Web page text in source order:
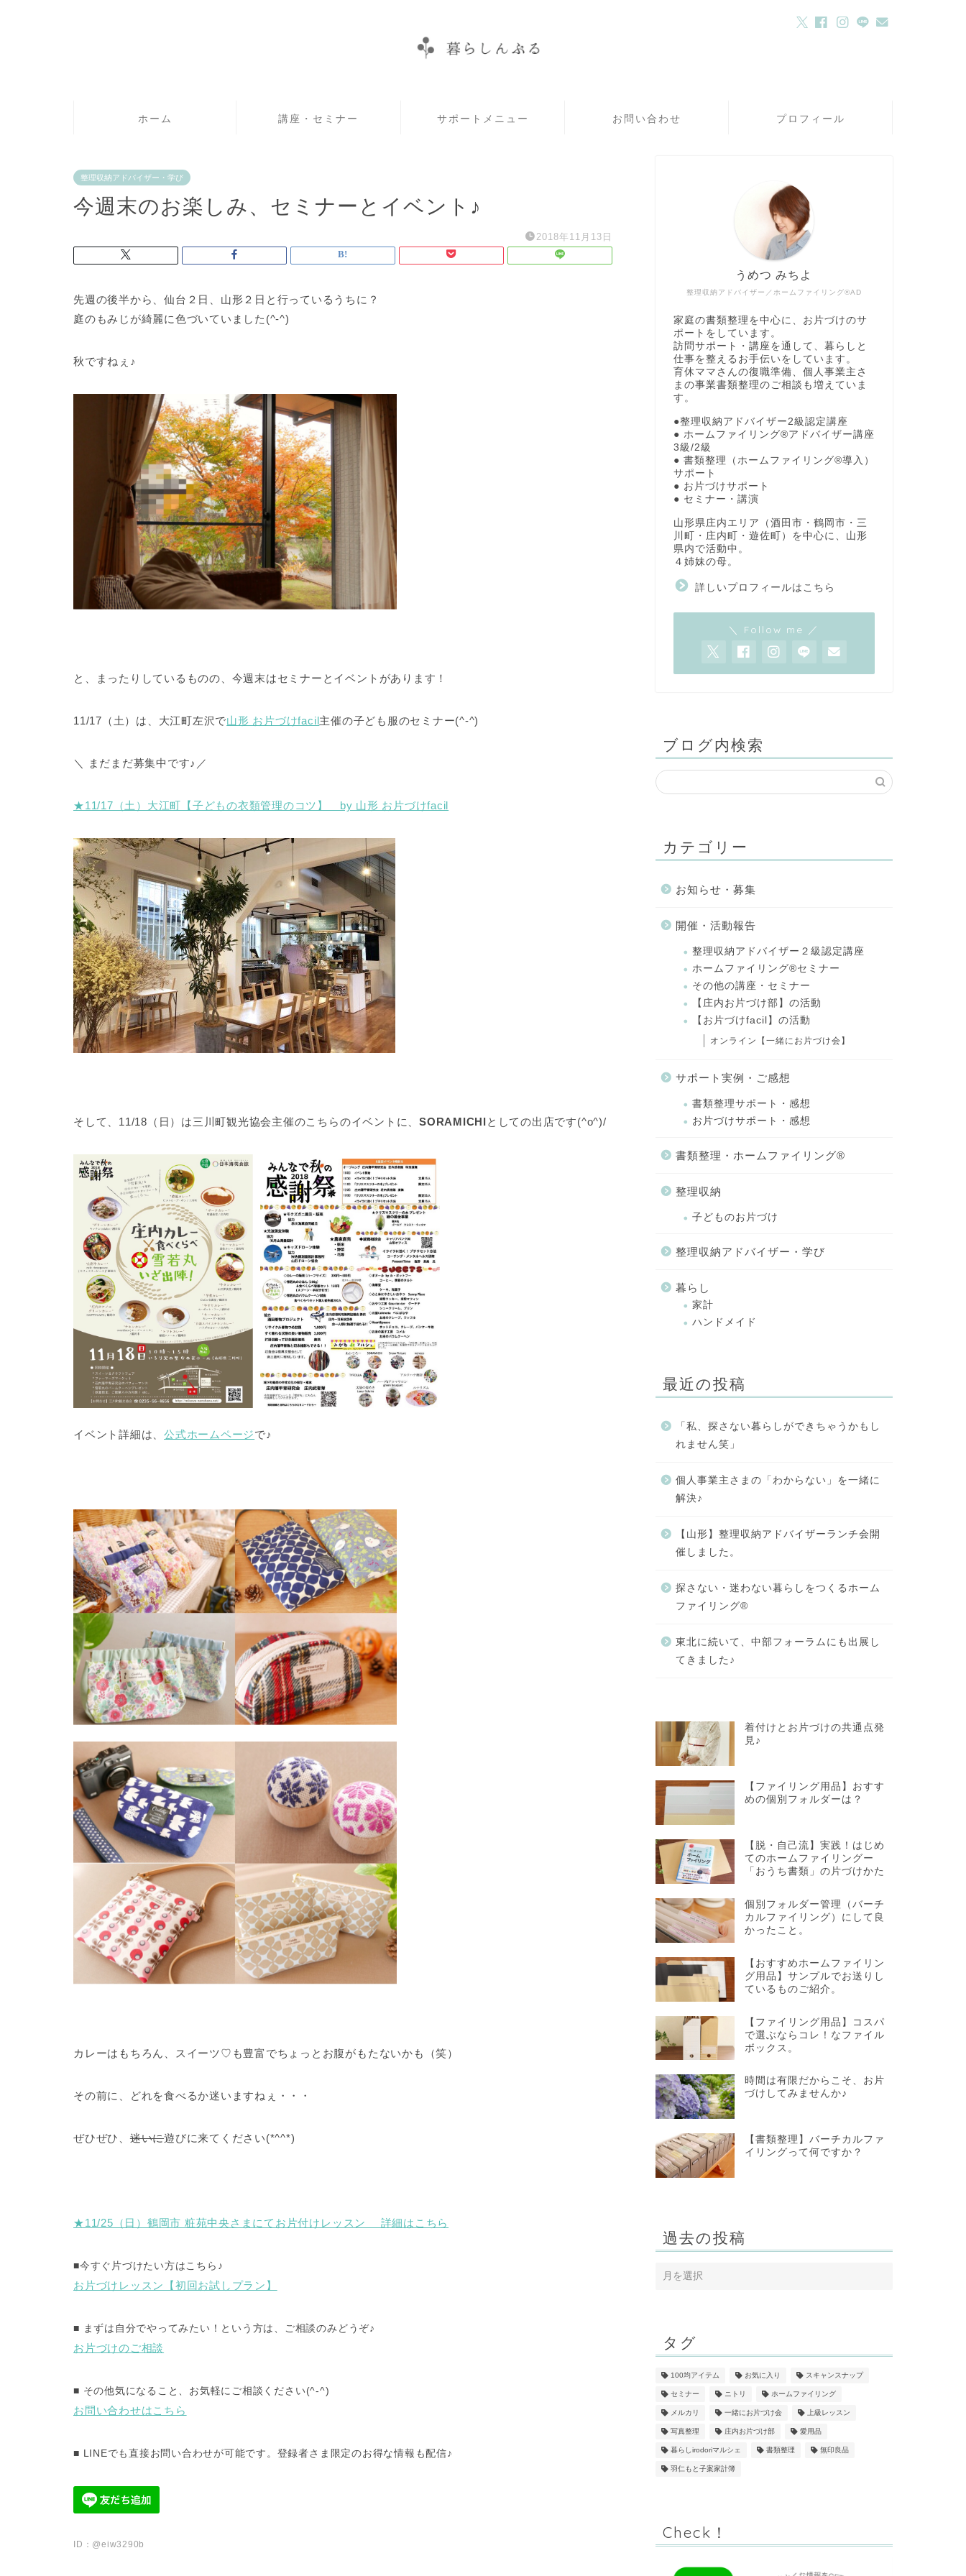
ホーム 講座・セミナー サポートメニュー お問い合わせ プロフィール
整理収納アドバイザー・学び
今週末のお楽しみ、セミナーとイベント♪
2018年11月13日
先週の後半から、仙台２日、山形２日と行っているうちに？
庭のもみじが綺麗に色づいていました(^-^)
秋ですねぇ♪
と、まったりしているものの、今週末はセミナーとイベントがあります！
11/17（土）は、大江町左沢で山形 お片づけfacil主催の子ども服のセミナー(^-^)
＼ まだまだ募集中です♪／
★11/17（土）大江町【子どもの衣類管理のコツ】 by 山形 お片づけfacil
そして、11/18（日）は三川町観光協会主催のこちらのイベントに、SORAMICHIとしての出店です(^o^)/
イベント詳細は、公式ホームページで♪
カレーはもちろん、スイーツ♡も豊富でちょっとお腹がもたないかも（笑）
その前に、どれを食べるか迷いますねぇ・・・
ぜひぜひ、迷いに遊びに来てください(*^^*)
★11/25（日）鶴岡市 粧苑中央さまにてお片付けレッスン 詳細はこちら
■今すぐ片づけたい方はこちら ♪
お片づけレッスン【初回お試しプラン】
■ まずは自分でやってみたい！という方は、ご相談のみどうぞ♪
お片づけのご相談
■ その他気になること、お気軽にご相談ください(^-^)
お問い合わせはこちら
■ LINEでも直接お問い合わせが可能です。登録者さま限定のお得な情報も配信♪
ID ： @eiw3290b
整理収納アドバイザー／ホームファイリング®AD
うめつ みちよ
家庭の書類整理を中心に、お片づけのサ
ポートをしています。
訪問サポート・講座を通して、暮らしと
仕事を整えるお手伝いをしています。
育休ママさんの復職準備、個人事業主さ
まの事業書類整理のご相談も増えていま
す。
●整理収納アドバイザー2級認定講座
● ホームファイリング®アドバイザー講座
3級/2級
● 書類整理（ホームファイリング®導入）
サポート
● お片づけサポート
● セミナー・講演
山形県庄内エリア（酒田市・鶴岡市・三
川町・庄内町・遊佐町）を中心に、山形
県内で活動中。
４姉妹の母。
詳しいプロフィールはこちら
＼ Follow me ／
ブログ内検索
カテゴリー
お知らせ・募集
開催・活動報告
整理収納アドバイザー２級認定講座
ホームファイリング®セミナー
その他の講座・セミナー
【庄内お片づけ部】の活動
【お片づけfacil】の活動
オンライン【一緒にお片づけ会】
サポート実例・ご感想
書類整理サポート・感想
お片づけサポート・感想
書類整理・ホームファイリング®
整理収納
子どものお片づけ
整理収納アドバイザー・学び
暮らし
家計
ハンドメイド
最近の投稿
「私、探さない暮らしができちゃうかもし
れません笑」
個人事業主さまの「わからない」を一緒に
解決♪
【山形】整理収納アドバイザーランチ会開
催しました。
探さない・迷わない暮らしをつくるホーム
ファイリング®
東北に続いて、中部フォーラムにも出展し
てきました♪
着付けとお片づけの共通点発
見♪
【ファイリング用品】おすす
めの個別フォルダーは？
【脱・自己流】実践！はじめ
てのホームファイリングー
「おうち書類」の片づけかた
個別フォルダー管理（バーチ
カルファイリング）にして良
かったこと。
【おすすめホームファイリン
グ用品】サンプルでお送りし
ているものご紹介。
【ファイリング用品】コスパ
で選ぶならコレ！なファイル
ボックス。
時間は有限だからこそ、お片
づけしてみませんか♪
【書類整理】バーチカルファ
イリングって何ですか？
過去の投稿
タグ
100均アイテム お気に入り スキャンスナップ
セミナー ニトリ ホームファイリング
メルカリ 一緒にお片づけ会 上級レッスン
写真整理 庄内お片づけ部 愛用品
暮らしirodoriマルシェ 書類整理 無印良品
羽仁もと子案家計簿
Check！